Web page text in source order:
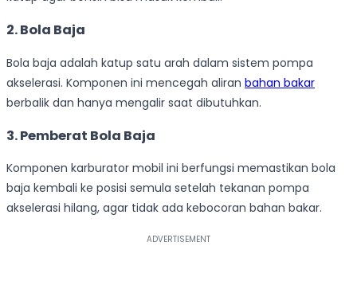
2. Bola Baja
Bola baja adalah katup satu arah dalam sistem pompa
akselerasi. Komponen ini mencegah aliran bahan bakar
berbalik dan hanya mengalir saat dibutuhkan.
3. Pemberat Bola Baja
Komponen karburator mobil ini berfungsi memastikan bola
baja kembali ke posisi semula setelah tekanan pompa
akselerasi hilang, agar tidak ada kebocoran bahan bakar.